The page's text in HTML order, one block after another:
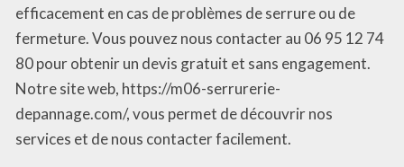
efficacement en cas de problèmes de serrure ou de
fermeture. Vous pouvez nous contacter au 06 95 12 74
80 pour obtenir un devis gratuit et sans engagement.
Notre site web, https://m06-serrurerie-
depannage.com/, vous permet de découvrir nos
services et de nous contacter facilement.